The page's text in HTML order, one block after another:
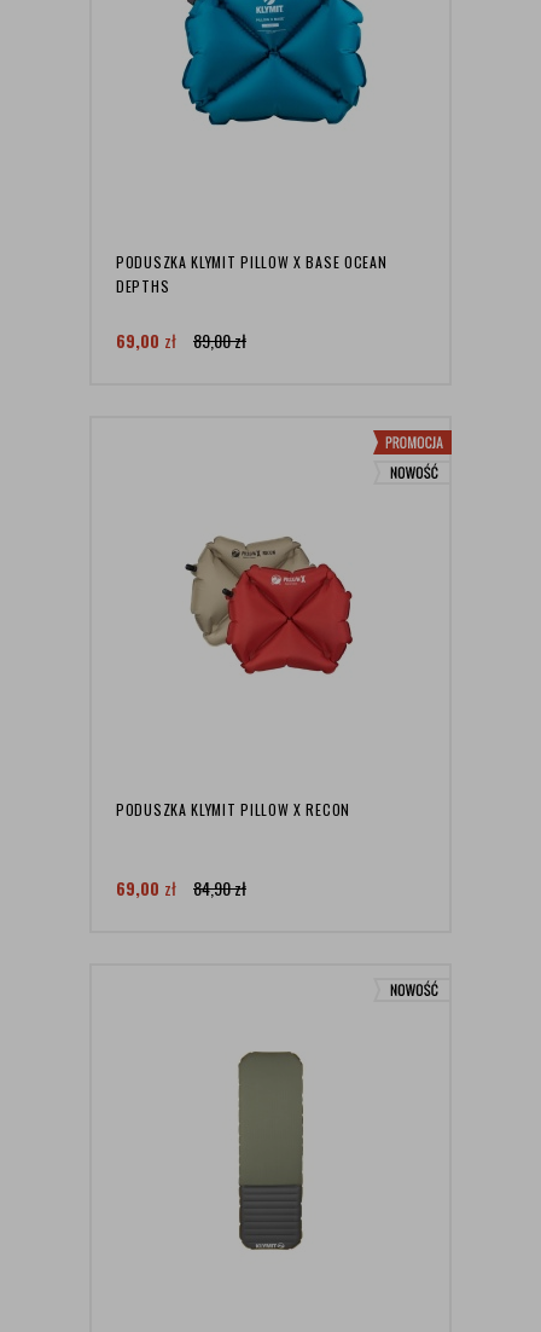
PODUSZKA KLYMIT PILLOW X BASE OCEAN
DEPTHS
69,00 zł 89,00zł
PODUSZKA KLYMIT PILLOW X RECON
69,00 zł 84,90zł